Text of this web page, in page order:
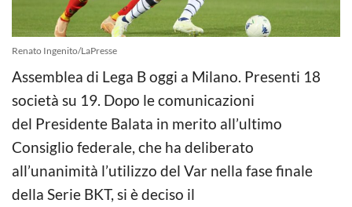
Renato Ingenito/LaPresse
Assemblea di Lega B oggi a Milano. Presenti 18
società su 19. Dopo le comunicazioni
del Presidente Balata in merito all’ultimo
Consiglio federale, che ha deliberato
all’unanimità l’utilizzo del Var nella fase finale
della Serie BKT, si è deciso il